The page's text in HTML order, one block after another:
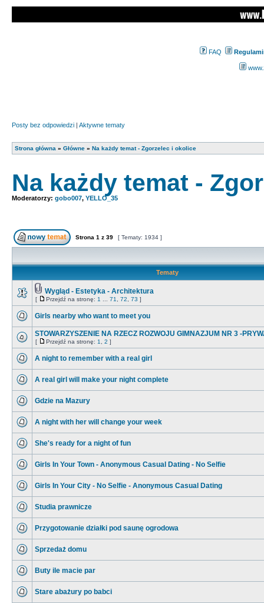
FAQ
Posty bez odpowiedzi | Aktywne tematy
Strona główna » Główne » Na każdy temat - Zgorzelec i okolice
Na każdy temat -
Moderatorzy: gobo007, YELLO_35
Strona 1 z 39 [ Tematy: 1934 ]
Tematy
Wygląd - Estetyka - Architektura
[ Przejdź na stronę: 1 71 72 73 ]
Girls nearby who want to meet you
STOWARZYSZENIE NA RZECZ ROZWOJU GIMNAZJUM NR 3 -
[ Przejdź na stronę: 1 2 ]
A night to remember with a real girl
A real girl will make your night complete
Gdzie na Mazury
A night with her will change your week
She's ready for a night of fun
Girls In Your Town - Anonymous Casual Dating - No Selfie
Girls In Your City - No Selfie - Anonymous Casual Dating
Studia prawnicze
Przygotowanie działki pod saunę ogrodowa
Sprzedaż domu
Buty ile macie par
Stare abażury po babci